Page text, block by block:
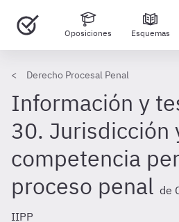
Oposiciones Esquemas
Derecho Procesal Penal
Información y
30. Jurisdicción
competencia
proceso penal de
IIPP